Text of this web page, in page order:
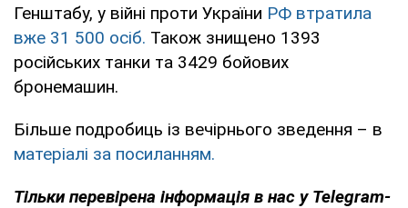
Генштабу, у війні проти України РФ втратила
вже 31 500 осіб. Також знищено 1393
російських танки та 3429 бойових
бронемашин.
Більше подробиць із вечірнього зведення – в
матеріалі за посиланням.
Тільки перевірена інформація в нас у Telegram-